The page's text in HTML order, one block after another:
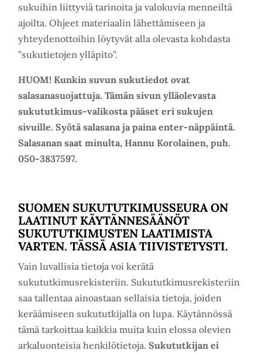
sukuihin liittyviä tarinoita ja valokuvia menneiltä
ajoilta. Ohjeet materiaalin lähettämiseen ja
yhteydenottoihin löytyvät alla olevasta kohdasta
”sukutietojen ylläpito”.
HUOM! Kunkin suvun sukutiedot ovat
salasanasuojattuja. Tämän sivun ylläolevasta
sukututkimus-valikosta pääset eri sukujen
sivuille. Syötä salasana ja paina enter-näppäintä.
Salasanan saat minulta, Hannu Korolainen, puh.
050-3837597.
SUOMEN SUKUTUTKIMUSSEURA ON
LAATINUT KÄYTÄNNESÄÄNÖT
SUKUTUTKIMUSTEN LAATIMISTA
VARTEN. TÄSSÄ ASIA TIIVISTETYSTI.
Vain luvallisia tietoja voi kerätä
sukututkimusrekisteriin. Sukututkimusrekisteriin
saa tallentaa ainoastaan sellaisia tietoja, joiden
keräämiseen sukututkijalla on lupa. Käytännössä
tämä tarkoittaa kaikkia muita kuin elossa olevien
arkaluonteisia henkilötietoja.Sukututkijan ei